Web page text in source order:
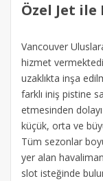
Özel Jet ile
Vancouver
hizmet
uzaklıkta inşa
farklı iniş pistine
etmesinden
küçük, orta ve
Tüm sezonlar
yer alan
slot isteğinde